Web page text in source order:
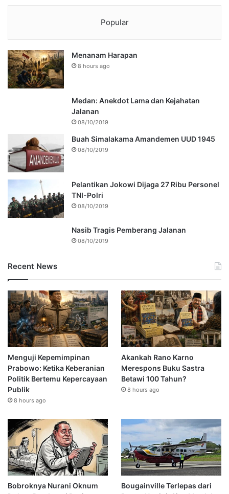
Popular
Menanam Harapan
8 hours ago
Medan: Anekdot Lama dan Kejahatan
Jalanan
08/10/2019
Buah Simalakama Amandemen UUD 1945
08/10/2019
Pelantikan Jokowi Dijaga 27 Ribu Personel
TNI-Polri
08/10/2019
Nasib Tragis Pemberang Jalanan
08/10/2019
Recent News
Menguji Kepemimpinan
Prabowo: Ketika Keberanian
Politik Bertemu Kepercayaan
Publik
8 hours ago
Akankah Rano Karno
Merespons Buku Sastra
Betawi 100 Tahun?
8 hours ago
Bobroknya Nurani Oknum
Bougainville Terlepas dari